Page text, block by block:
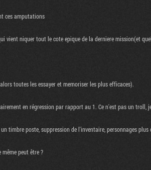
ces amputations
niquer tout le cote epique de la derniere mission(et
toutes les essayer et memoriser les plus efficaces).
en régression par rapport au 1. Ce n'est pas un troll,
timbre poste, suppression de l'inventaire, personnages
peut être ?